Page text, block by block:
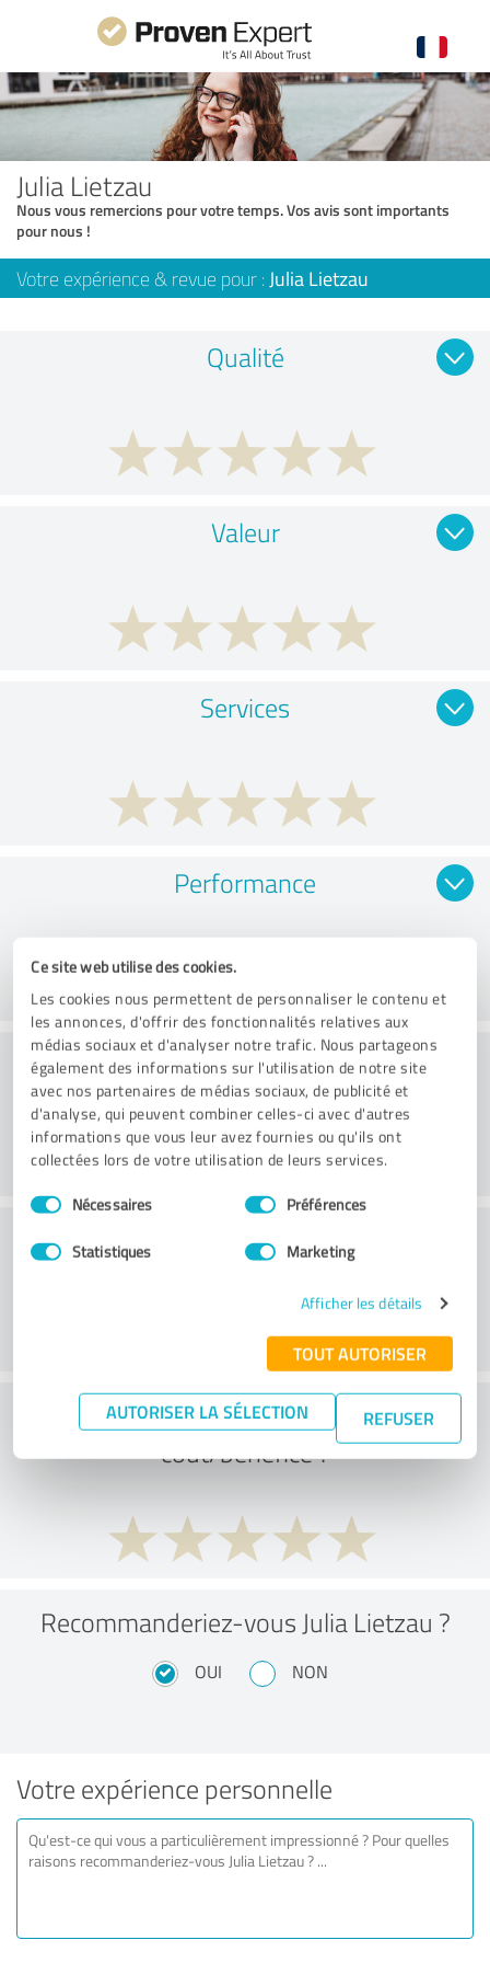
Ce site web utilise des cookies.
Les cookies nous permettent de personnaliser le contenu et
les annonces, d'offrir des fonctionnalités relatives aux
médias sociaux et d'analyser notre trafic. Nous partageons
également des informations sur l'utilisation de notre site
avec nos partenaires de médias sociaux, de publicité et
d'analyse, qui peuvent combiner celles-ci avec d'autres
informations que vous leur avez fournies ou qu'ils ont
collectées lors de votre utilisation de leurs services.
Sélection
du
Nécessaires Préférences
Statistiques Marketing
Afficher les détails
TOUT AUTORISER
AUTORISER LA SÉLECTION REFUSER
Julia Lietzau
Nous vous remercions pour votre temps. Vos avis sont importants
pour nous !
Votre expérience & revue pour : Julia Lietzau
Qualité
Valeur
Services
Performance
Conseil
Service à la clientèle
Que pensez-vous du rapport
coût/bénéfice ?
Recommanderiez-vous Julia Lietzau ?
OUI NON
Votre expérience personnelle